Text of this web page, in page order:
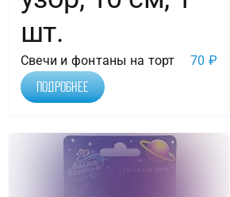
шт.
Свечи и фонтаны на торт 70 ₽
Подробнее